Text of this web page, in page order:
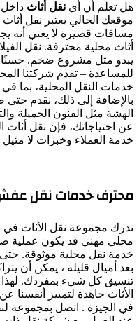
هل تعلم أن أي نقل أثاث
موقعك الحالي يعتبر نقل
مسافات قصيرة لا يعني أنه
أثاث محلية محترفة. نقل
يبدو مثل مشروع ضخم. حسنًا،
للمساعدة – تقدم شركتنا
خدمات النقل المحلية، بما في
بالإضافة إلى ذلك، نقدم
الهشة مثل الفنون الجميلة
عن احتياجاتك، فإن نقل
خدمة العملاء وخبرات لا
محترف خدمات نقل
تدرك مجموعة نقل الأثاث
محلي مهني قد يكون عملية
خدمة نقل محلية موثوقة.
بعد أميال قليلة ، يمكن أن
تنسيق كل شيء بمفردك.
الأثاث جاهدة لتمييز أنفسنا
في الجيزة . اتصل بمجموعة